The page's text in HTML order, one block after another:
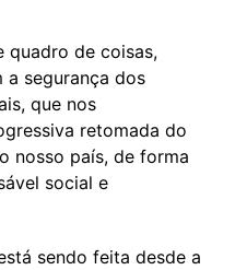
quadro de coisas,
a segurança dos
que nos
retomada do
nosso país, de forma
social e
sendo feita desde a